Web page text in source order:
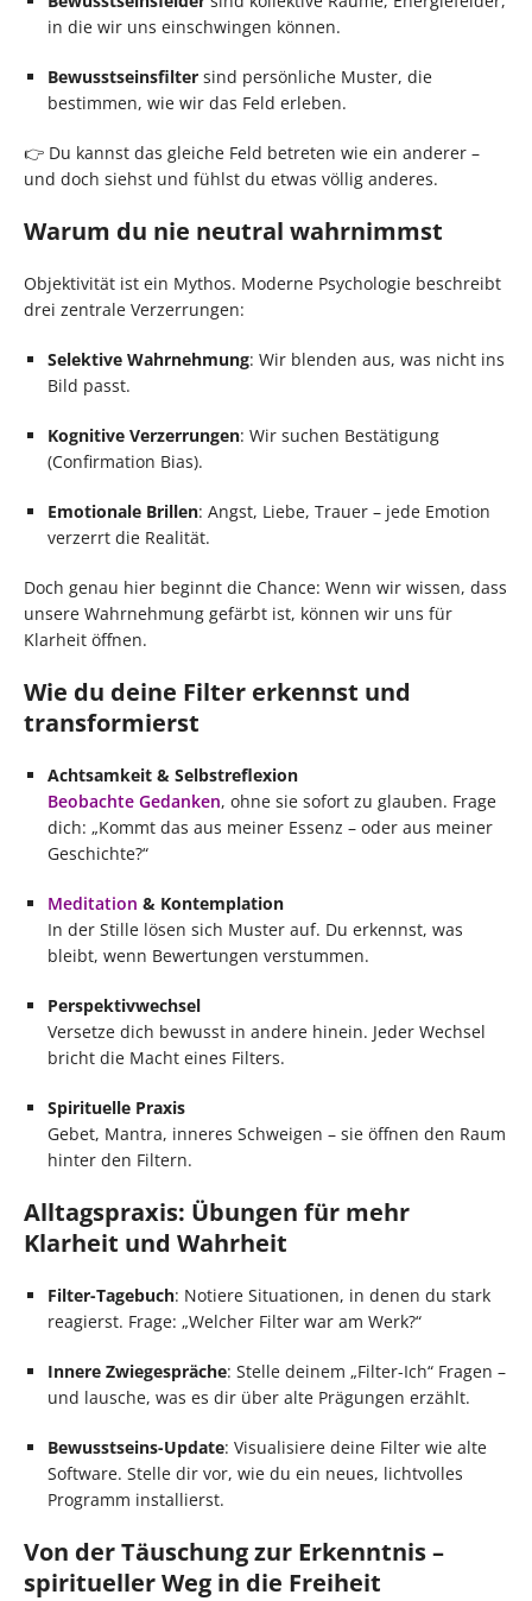
in die wir uns einschwingen können.
Bewusstseinsfilter sind persönliche Muster, die
bestimmen, wie wir das Feld erleben.
👉 Du kannst das gleiche Feld betreten wie ein anderer –
und doch siehst und fühlst du etwas völlig anderes.
Warum du nie neutral wahrnimmst
Objektivität ist ein Mythos. Moderne Psychologie beschreibt
drei zentrale Verzerrungen:
Selektive Wahrnehmung: Wir blenden aus, was nicht ins
Bild passt.
Kognitive Verzerrungen: Wir suchen Bestätigung
(Confirmation Bias).
Emotionale Brillen: Angst, Liebe, Trauer – jede Emotion
verzerrt die Realität.
Doch genau hier beginnt die Chance: Wenn wir wissen, dass
unsere Wahrnehmung gefärbt ist, können wir uns für
Klarheit öffnen.
Wie du deine Filter erkennst und
transformierst
Achtsamkeit & Selbstreflexion
Beobachte Gedanken, ohne sie sofort zu glauben. Frage
dich: „Kommt das aus meiner Essenz – oder aus meiner
Geschichte?“
Meditation & Kontemplation
In der Stille lösen sich Muster auf. Du erkennst, was
bleibt, wenn Bewertungen verstummen.
Perspektivwechsel
Versetze dich bewusst in andere hinein. Jeder Wechsel
bricht die Macht eines Filters.
Spirituelle Praxis
Gebet, Mantra, inneres Schweigen – sie öffnen den Raum
hinter den Filtern.
Alltagspraxis: Übungen für mehr
Klarheit und Wahrheit
Filter-Tagebuch: Notiere Situationen, in denen du stark
reagierst. Frage: „Welcher Filter war am Werk?“
Innere Zwiegespräche: Stelle deinem „Filter-Ich“ Fragen –
und lausche, was es dir über alte Prägungen erzählt.
Bewusstseins-Update: Visualisiere deine Filter wie alte
Software. Stelle dir vor, wie du ein neues, lichtvolles
Programm installierst.
Von der Täuschung zur Erkenntnis –
spiritueller Weg in die Freiheit